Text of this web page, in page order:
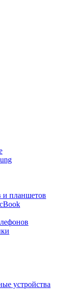
и планшетов
устройства